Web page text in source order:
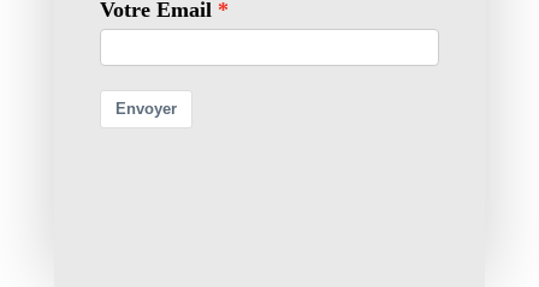
Enregistrer mon nom, mon e-mail et mon site dans